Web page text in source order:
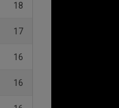
18
17
16
16